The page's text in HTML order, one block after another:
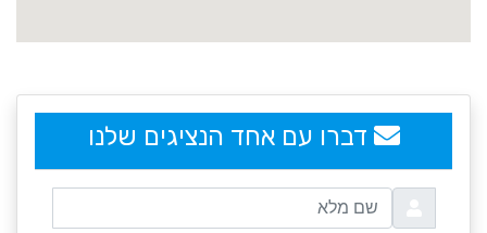
דברו עם אחד הנציגים שלנו